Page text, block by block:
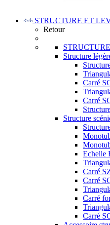
STRUCTURE ET
Retour
Structure
Carré
Carré
Structure
Echelle
Carré
Carré
Carré
Carré